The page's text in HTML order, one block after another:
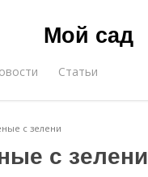
Мой сад
Статьи
с зелени
с зелени